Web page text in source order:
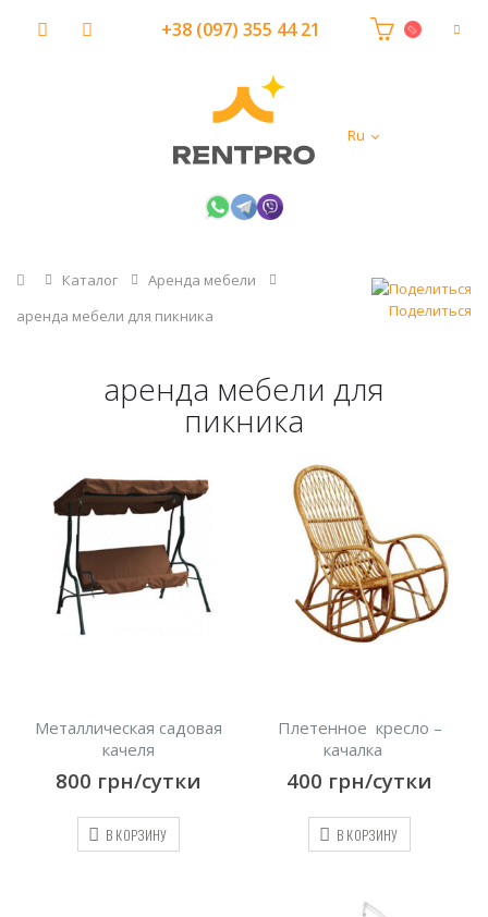
Ru
+38 (097) 355 44 21
Главная
Каталог
Аренда мебели
аренда мебели для пикника
Поделиться
аренда мебели для
пикника
Металлическая садовая
качеля
800 грн/сутки
В КОРЗИНУ
Плетенное кресло –
качалка
400 грн/сутки
В КОРЗИНУ